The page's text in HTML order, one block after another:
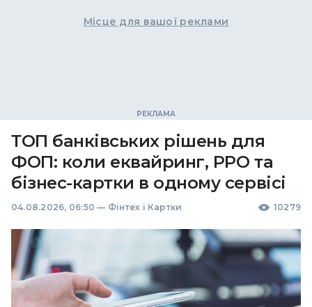
Місце для вашої реклами
ТОП банківських рішень для
ФОП: коли еквайринг, РРО та
бізнес-картки в одному сервісі
04.08.2026, 06:50 — Фінтех і Картки 10279